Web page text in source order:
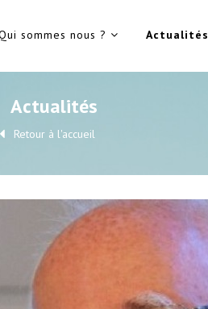
sommes nous ? Actualités
Actualités
Retour à l'accueil